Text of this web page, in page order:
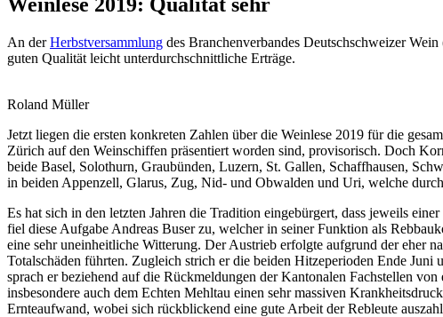
An derHerbstversammlung des Branchenverbandes Deutschschweizer
guten Qualität leicht unterdurchschnittliche Erträge.
Roland Müller
Jetzt liegen die ersten konkreten Zahlen über die Weinlese 2019 für die
Zürich auf den Weinschiffen präsentiert worden sind, provisorisch. Doch
beide Basel, Solothurn, Graubünden, Luzern, St. Gallen, Schaffhausen,
in beiden Appenzell, Glarus, Zug, Nid- und Obwalden und Uri, welche
Es hat sich in den letzten Jahren die Tradition eingebürgert, dass jeweils
fiel diese Aufgabe Andreas Buser zu, welcher in seiner Funktion als
eine sehr uneinheitliche Witterung. Der Austrieb erfolgte aufgrund der eher
Totalschäden führten. Zugleich strich er die beiden Hitzeperioden Ende
sprach er beziehend auf die Rückmeldungen der Kantonalen Fachstellen
insbesondere auch dem Echten Mehltau einen sehr massiven
Ernteaufwand, wobei sich rückblickend eine gute Arbeit der Rebleute